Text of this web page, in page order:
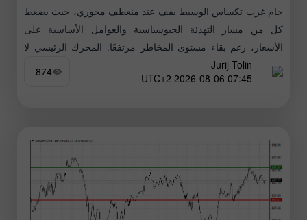
خام غرب تكساس الوسيط يقف عند منعطف محوري، حيث يضغط
كل من مسار التهدئة الجيوسياسية والعوامل الأساسية على
الأسعار، رغم بقاء مستوى المخاطر مرتفعًا. المحرك الرئيسي لا
يزال الوضع المتعلق
Jurij Tolin
07:45 2026-08-06 UTC+2
874